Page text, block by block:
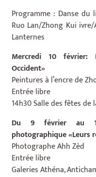
Programme : Danse
Ruo Lan/Zhong Kui
Lanternes
Mercredi 10 février:
Occident»
Peintures à l’encre de
Entrée libre
14h30 Salle des fêtes de
Du 9 février au
photographique «Leurs
Photographe Ahh Zèd
Entrée libre
Galeries Athéna,